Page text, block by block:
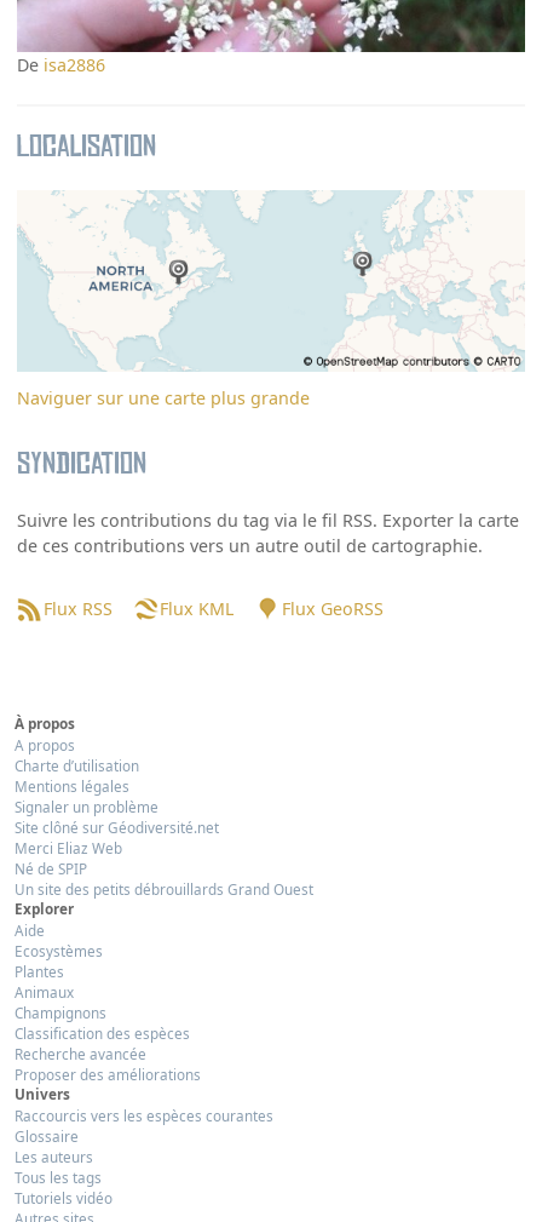
De isa2886
Localisation
Naviguer sur une carte plus grande
Syndication
Suivre les contributions du tag via le fil RSS. Exporter la carte
de ces contributions vers un autre outil de cartographie.
Flux RSS Flux KML Flux GeoRSS
À propos
A propos
Charte d’utilisation
Mentions légales
Signaler un problème
Site clôné sur Géodiversité.net
Merci Eliaz Web
Né de SPIP
Un site des petits débrouillards Grand Ouest
Explorer
Aide
Ecosystèmes
Plantes
Animaux
Champignons
Classification des espèces
Recherche avancée
Proposer des améliorations
Univers
Raccourcis vers les espèces courantes
Glossaire
Les auteurs
Tous les tags
Tutoriels vidéo
Autres sites